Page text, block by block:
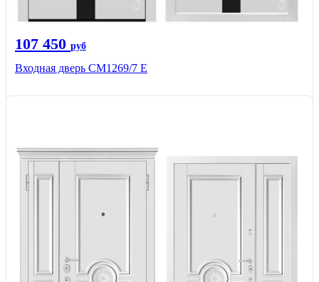
107 450 руб
Входная дверь CМ1269/7 Е